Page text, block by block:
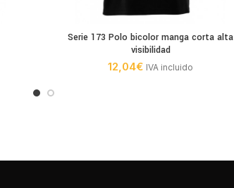
Serie 173 Polo bicolor manga corta alta
visibilidad
12,04€ IVA incluido